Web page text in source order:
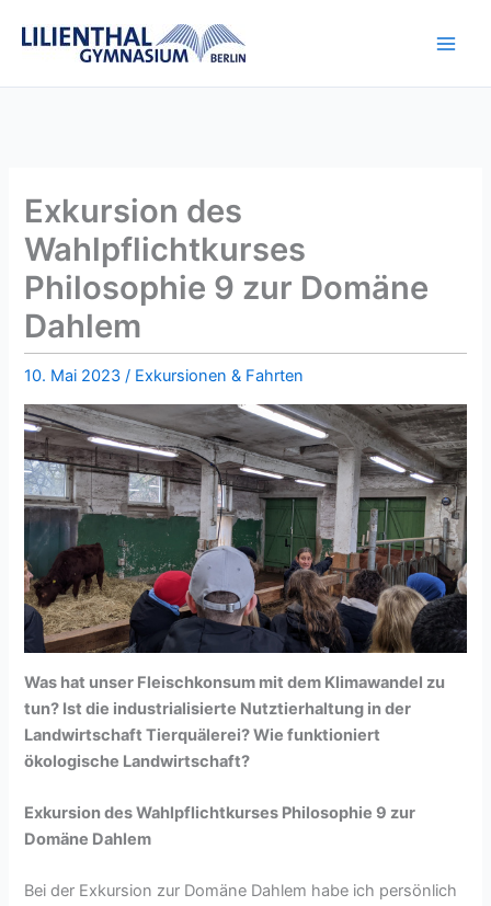
Inhalt
Exkursion des
Wahlpflichtkurses
Philosophie 9 zur Domäne
Dahlem
10. Mai 2023/ Exkursionen & Fahrten
Was hat unser Fleischkonsum mit dem Klimawandel zu
tun? Ist die industrialisierte Nutztierhaltung in der
Landwirtschaft Tierquälerei? Wie funktioniert
ökologische Landwirtschaft?
Exkursion des Wahlpflichtkurses Philosophie 9 zur
Domäne Dahlem
Bei der Exkursion zur Domäne Dahlem habe ich persönlich